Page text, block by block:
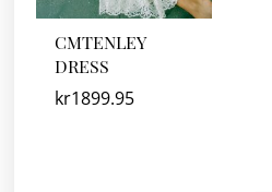
CMTENLEY
DRESS
kr1899.95